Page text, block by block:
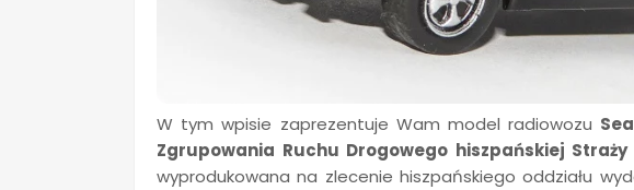
W tym wpisie zaprezentuje Wam model radiowozu
Zgrupowania Ruchu Drogowego hiszpańskiej
wyprodukowana na zlecenie hiszpańskiego oddziału